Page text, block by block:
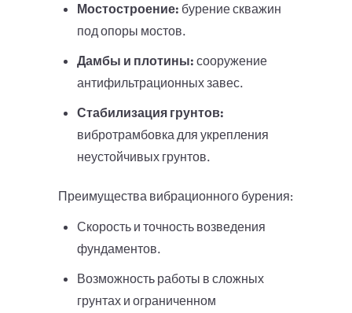
Мостостроение: бурение скважин
под опоры мостов.
Дамбы и плотины: сооружение
антифильтрационных завес.
Стабилизация грунтов:
вибротрамбовка для укрепления
неустойчивых грунтов.
Преимущества вибрационного бурения:
Скорость и точность возведения
фундаментов.
Возможность работы в сложных
грунтах и ограниченном